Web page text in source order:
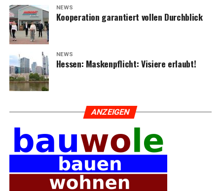
NEWS
Koope­ra­ti­on garan­tiert vol­len Durchblick
NEWS
Hes­sen: Mas­ken­pflicht: Visie­re erlaubt!
ANZEI­GEN